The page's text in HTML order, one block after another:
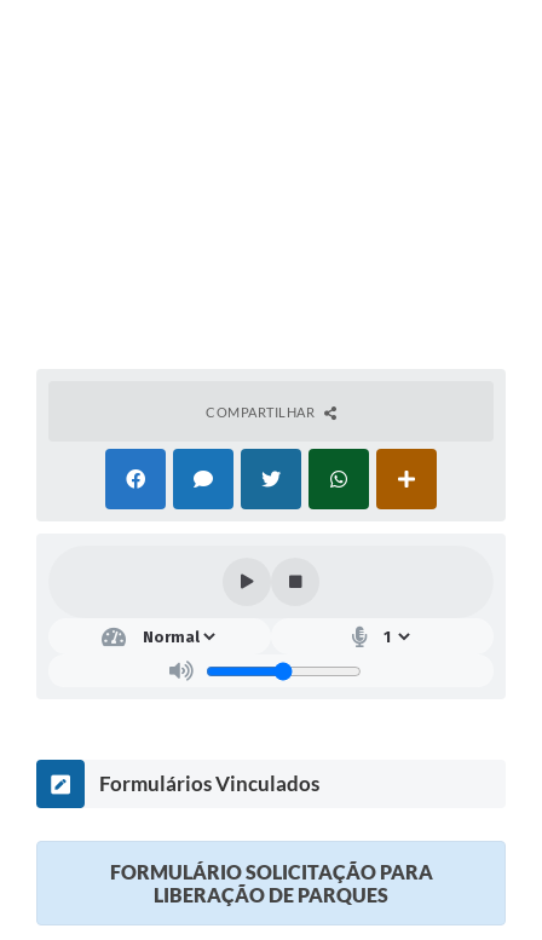
COMPARTILHAR
Formulários Vinculados
FORMULÁRIO SOLICITAÇÃO PARA
LIBERAÇÃO DE PARQUES